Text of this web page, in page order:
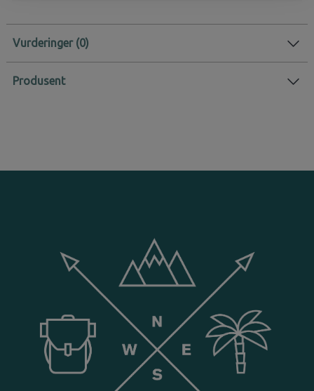
Vurderinger
Produsent